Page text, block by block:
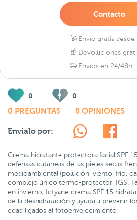
Contacto
Envío gratis desde
Devoluciones
Envíos en 24/48h
0 0
0 PREGUNTAS 0 OPINIONES
Envíalo por:
Crema hidratante protectora facial SPF
defensas cutáneas de las pieles secas
medioambiental (polución, viento, frío,
complejo único termo-protector TGS.
en invierno, Ictyane crema SPF 15
de la deshidratación y ayuda a prevenir
edad ligados al fotoenvejecimiento.